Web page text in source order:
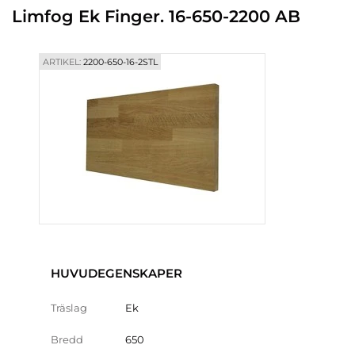
Blogg
Limfog Ek Finger. 16-650-2200 AB
ARTIKEL:2200-650-16-2STL
HUVUDEGENSKAPER
Träslag Ek
Bredd 650